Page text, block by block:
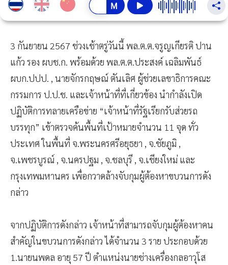
3 กันยายน 2567 ช่วงเช้าตรู่วันนี้ พล.ต.ต.จรูญเกียรติ ปาน
แก้ว รอง ผบช.ก. พร้อมด้วย พล.ต.ต.ประสงค์ เฉลิมพันธ์
ผบก.ปปป. , นายจักรกฤษณ์ ตันเลิศ ผู้ช่วยเลขาธิการคณะ
กรรมการ ป.ป.ช. และเจ้าหน้าที่ที่เกี่ยวข้อง นำกำลังเปิด
ปฏิบัติการทลายเครือข่าย “เจ้าหน้าที่รัฐเรียกรับส่วยรถ
บรรทุก” เข้าตรวจค้นพื้นที่เป้าหมายจำนวน 11 จุด ทั่ว
ประเทศ ในพื้นที่ จ.พระนครศรีอยุธยา , จ.ชัยภูมิ ,
จ.เพชรบูรณ์ , จ.นครปฐม , จ.ชลบุรี , จ.เชียงใหม่ และ
กรุงเทพมหานคร เพื่อกวาดล้างจับกุมผู้ต้องหาขบวนการดัง
กล่าว
จากปฏิบัติการดังกล่าว เจ้าหน้าที่สามารถจับกุมผู้ต้องหาคน
สำคัญในขบวนการดังกล่าว ได้จำนวน 3 ราย ประกอบด้วย
1.นายนพดล อายุ 57 ปี ตำแหน่งนายช่างเครื่องกลอาวุโส